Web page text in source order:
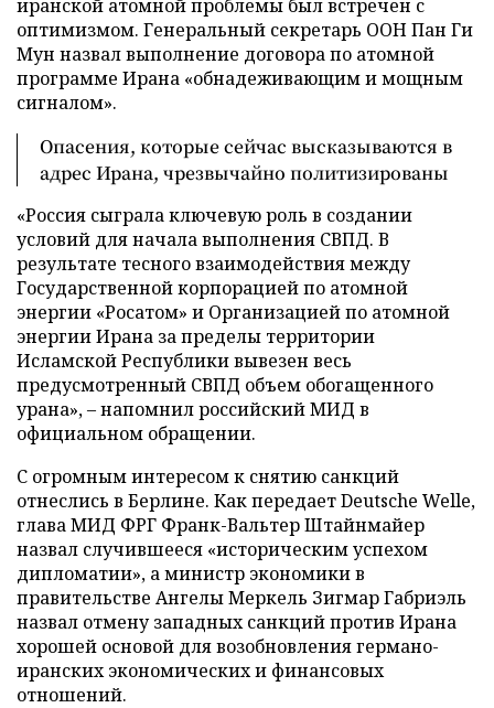
иранской атомной проблемы был встречен с
оптимизмом. Генеральный секретарь ООН Пан Ги
Мун назвал выполнение договора по атомной
программе Ирана «обнадеживающим и мощным
сигналом».
Опасения, которые сейчас высказываются в
адрес Ирана, чрезвычайно политизированы
«Россия сыграла ключевую роль в создании
условий для начала выполнения СВПД. В
результате тесного взаимодействия между
Государственной корпорацией по атомной
энергии «Росатом» и Организацией по атомной
энергии Ирана за пределы территории
Исламской Республики вывезен весь
предусмотренный СВПД объем обогащенного
урана», – напомнил российский МИД в
официальном обращении.
С огромным интересом к снятию санкций
отнеслись в Берлине. Как передает Deutsche Welle,
глава МИД ФРГ Франк-Вальтер Штайнмайер
назвал случившееся «историческим успехом
дипломатии», а министр экономики в
правительстве Ангелы Меркель Зигмар Габриэль
назвал отмену западных санкций против Ирана
хорошей основой для возобновления германо-
иранских экономических и финансовых
отношений.